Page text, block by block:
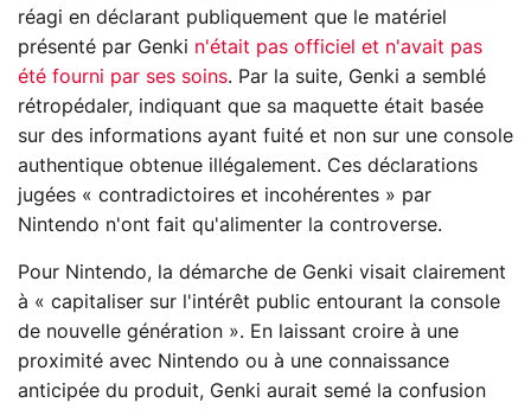
réagi en déclarant publiquement que le matériel
présenté par Genki n'était pas officiel et n'avait pas
été fourni par ses soins. Par la suite, Genki a semblé
rétropédaler, indiquant que sa maquette était basée
sur des informations ayant fuité et non sur une console
authentique obtenue illégalement. Ces déclarations
jugées « contradictoires et incohérentes » par
Nintendo n'ont fait qu'alimenter la controverse.
Pour Nintendo, la démarche de Genki visait clairement
à « capitaliser sur l'intérêt public entourant la console
de nouvelle génération ». En laissant croire à une
proximité avec Nintendo ou à une connaissance
anticipée du produit, Genki aurait semé la confusion